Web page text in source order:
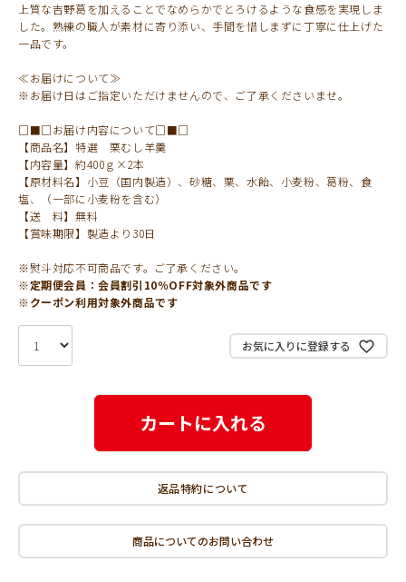
上質な吉野葛を加えることでなめらかでとろけるような食感を実現しま
した。熟練の職人が素材に寄り添い、手間を惜しまずに丁寧に仕上げた
一品です。
≪お届けについて≫
※お届け日はご指定いただけませんので、ご了承くださいませ。
□■□お届け内容について□■□
【商品名】特選 栗むし羊羹
【内容量】約400ｇ×2本
【原材料名】小豆（国内製造）、砂糖、栗、水飴、小麦粉、葛粉、食
塩、（一部に小麦粉を含む）
【送 料】無料
【賞味期限】製造より30日
※熨斗対応不可商品です。ご了承ください。
※定期便会員：会員割引10％OFF対象外商品です
※クーポン利用対象外商品です
お気に入りに登録する
カートに入れる
返品特約について
商品についてのお問い合わせ